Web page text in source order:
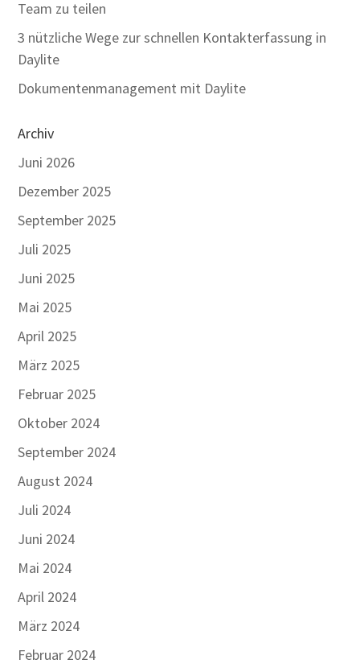
Team zu teilen
3 nützliche Wege zur schnellen Kontakterfassung in
Daylite
Dokumentenmanagement mit Daylite
Archiv
Juni 2026
Dezember 2025
September 2025
Juli 2025
Juni 2025
Mai 2025
April 2025
März 2025
Februar 2025
Oktober 2024
September 2024
August 2024
Juli 2024
Juni 2024
Mai 2024
April 2024
März 2024
Februar 2024